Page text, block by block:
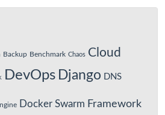
Backup Benchmark Chaos Cloud
DevOps Django DNS
Docker Swarm Framework